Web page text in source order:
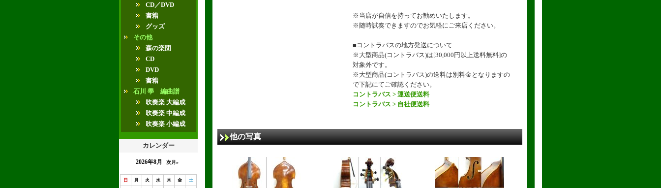
CD／DVD
書籍
グッズ
その他
森の楽団
CD
DVD
書籍
石川 學 編曲譜
吹奏楽 大編成
吹奏楽 中編成
吹奏楽 小編成
カレンダー
2026年8月 次月»
日 月 火 水 木 金 土
※当店が自信を持ってお勧めいたします。
※随時試奏できますのでお気軽にご来店ください。
■コントラバスの地方発送について
※大型商品(コントラバス)は[30,000円以上送料無料]の
対象外です。
※大型商品(コントラバス)の送料は別料金となりますの
で下記にてご確認ください。
コントラバス > 運送便送料
コントラバス > 自社便送料
他の写真